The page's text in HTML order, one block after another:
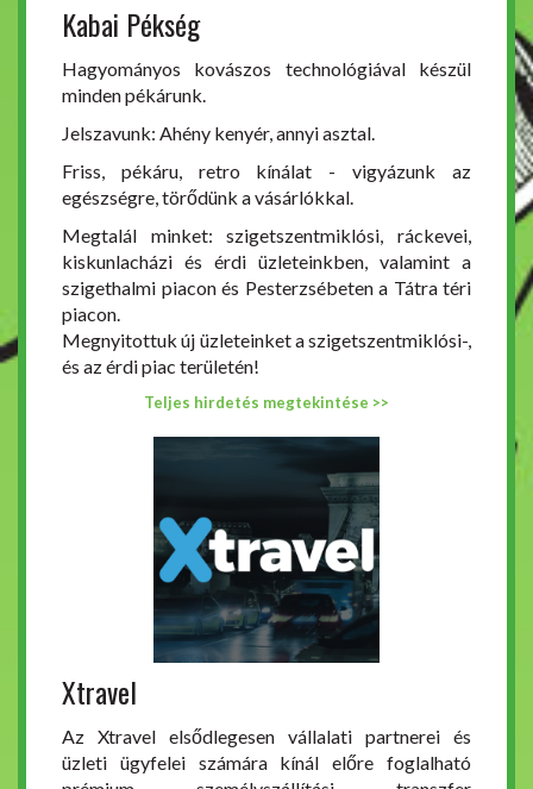
Kabai Pékség
Hagyományos kovászos technológiával készül
minden pékárunk.
Jelszavunk: Ahény kenyér, annyi asztal.
Friss, pékáru, retro kínálat - vigyázunk az
egészségre, törődünk a vásárlókkal.
Megtalál minket: szigetszentmiklósi, ráckevei,
kiskunlacházi és érdi üzleteinkben, valamint a
szigethalmi piacon és Pesterzsébeten a Tátra téri
piacon.
Megnyitottuk új üzleteinket a szigetszentmiklósi-,
és az érdi piac területén!
Teljes hirdetés megtekintése >>
Xtravel
Az Xtravel elsődlegesen vállalati partnerei és
üzleti ügyfelei számára kínál előre foglalható